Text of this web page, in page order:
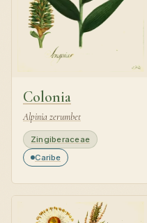
Colonia
Alpinia zerumbet
Zingiberaceae
Caribe